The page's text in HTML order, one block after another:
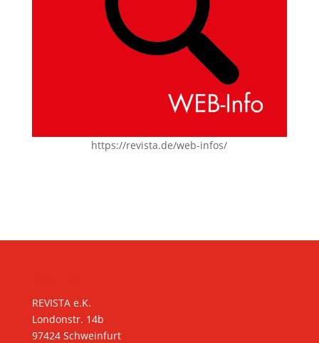
https://revista.de/web-infos/
REVISTA e.K.
Londonstr. 14b
97424 Schweinfurt